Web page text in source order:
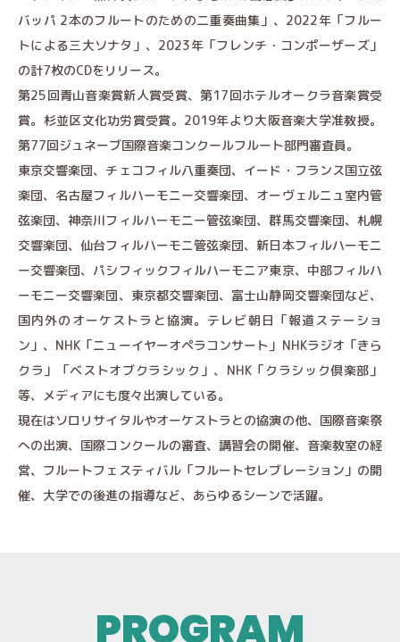
バッパ 2本のフルートのための二重奏曲集」、2022年「フルー
トによる三大ソナタ」、2023年「フレンチ・コンポーザーズ」
の計7枚のCDをリリース。
第25回青山音楽賞新人賞受賞、第17回ホテルオークラ音楽賞受
賞。杉並区文化功労賞受賞。2019年より大阪音楽大学准教授。
第77回ジュネーブ国際音楽コンクールフルート部門審査員。
東京交響楽団、チェコフィル八重奏団、イード・フランス国立弦
楽団、名古屋フィルハーモニー交響楽団、オーヴェルニュ室内管
弦楽団、神奈川フィルハーモニー管弦楽団、群馬交響楽団、札幌
交響楽団、仙台フィルハーモニ管弦楽団、新日本フィルハーモニ
ー交響楽団、パシフィックフィルハーモニア東京、中部フィルハ
ーモニー交響楽団、東京都交響楽団、富士山静岡交響楽団など、
国内外のオーケストラと協演。テレビ朝日「報道ステーショ
ン」、NHK「ニューイヤーオペラコンサート」NHKラジオ「きら
クラ」「ベストオブクラシック」、NHK「クラシック倶楽部」
等、メディアにも度々出演している。
現在はソロリサイタルやオーケストラとの協演の他、国際音楽祭
への出演、国際コンクールの審査、講習会の開催、音楽教室の経
営、フルートフェスティバル「フルートセレブレーション」の開
催、大学での後進の指導など、あらゆるシーンで活躍。